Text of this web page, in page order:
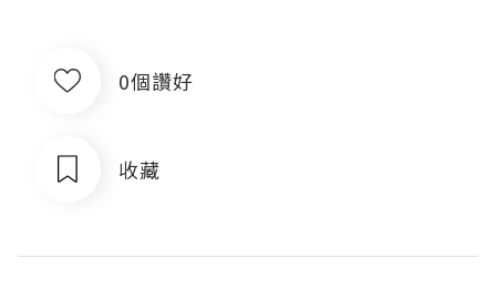
0個讚好
收藏